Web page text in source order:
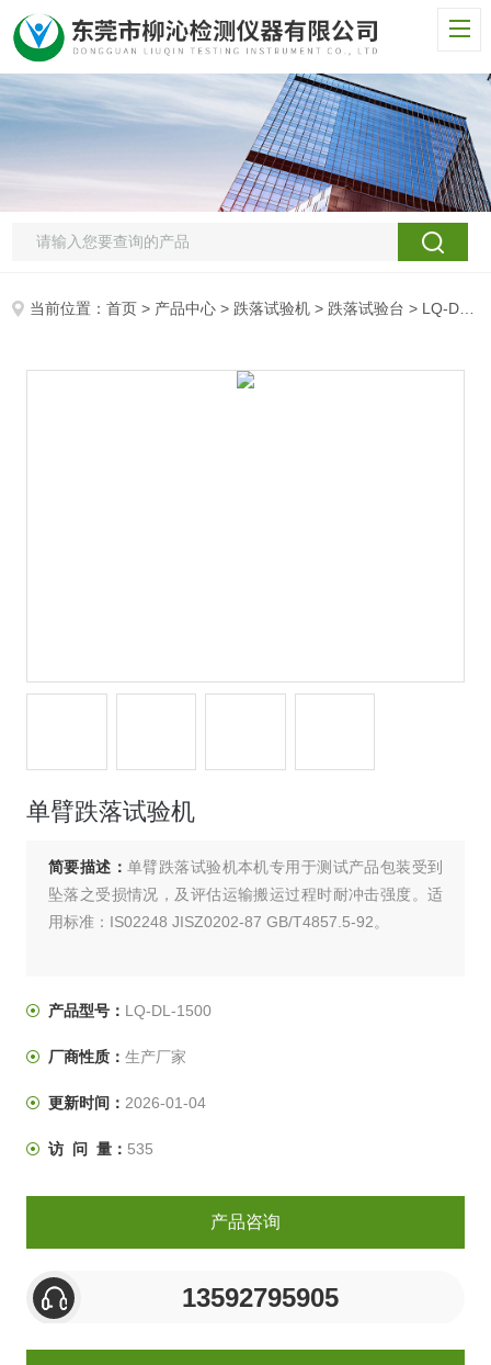
当前位置：首页 > 产品中心 > 跌落试验机 > 跌落试验台 > LQ-DL-1500单臂跌落试验机
单臂跌落试验机
简要描述：单臂跌落试验机本机专用于测试产品包装受到
坠落之受损情况，及评估运输搬运过程时耐冲击强度。适
用标准：IS02248 JISZ0202-87 GB/T4857.5-92。
产品型号： LQ-DL-1500
厂商性质： 生产厂家
更新时间： 2026-01-04
访 问 量： 535
产品咨询
13592795905